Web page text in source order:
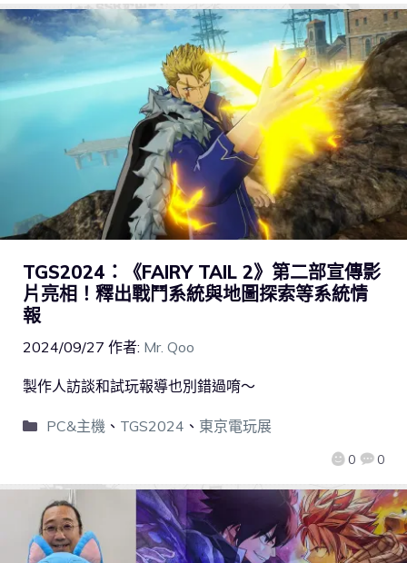
TGS2024：《FAIRY TAIL 2》第二部宣傳影
片亮相！釋出戰鬥系統與地圖探索等系統情
報
2024/09/27 作者: Mr. Qoo
0 0
製作人訪談和試玩報導也別錯過唷～
PC&主機 、 TGS2024 、 東京電玩展